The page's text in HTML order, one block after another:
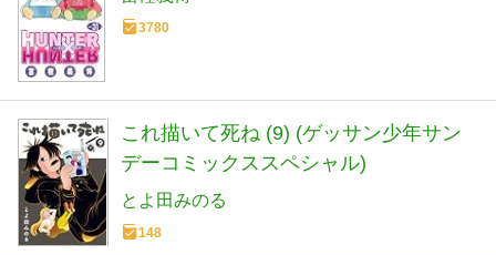
3780
これ描いて死ね (9) (ゲッサン少年サン
デーコミックススペシャル)
とよ田みのる
148